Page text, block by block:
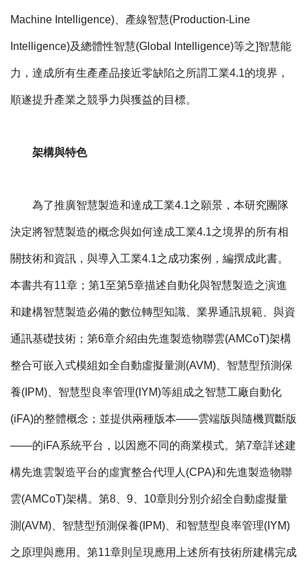
Machine Intelligence)、產線智慧(Production-Line
Intelligence)及總體性智慧(Global Intelligence)等之]智慧能
力，達成所有生產產品接近零缺陷之所謂工業4.1的境界，
順遂提升產業之競爭力與獲益的目標。
架構與特色
為了推廣智慧製造和達成工業4.1之願景，本研究團隊
決定將智慧製造的概念與如何達成工業4.1之境界的所有相
關技術和資訊，與導入工業4.1之成功案例，編撰成此書。
本書共有11章；第1至第5章描述自動化與智慧製造之演進
和建構智慧製造必備的數位轉型知識、業界通訊規範、與資
通訊基礎技術；第6章介紹由先進製造物聯雲(AMCoT)架構
整合可嵌入式模組如全自動虛擬量測(AVM)、智慧型預測保
養(IPM)、智慧型良率管理(IYM)等組成之智慧工廠自動化
(iFA)的整體概念；並提供兩種版本——雲端版與隨機買斷版
——的iFA系統平台，以因應不同的商業模式。第7章詳述建
構先進雲製造平台的虛實整合代理人(CPA)和先進製造物聯
雲(AMCoT)架構。第8、9、10章則分別介紹全自動虛擬量
測(AVM)、智慧型預測保養(IPM)、和智慧型良率管理(IYM)
之原理與應用。第11章則呈現應用上述所有技術所建構完成